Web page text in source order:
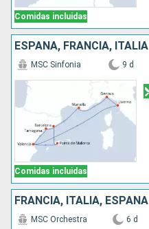
Comidas incluidas
ESPAÑA, FRANCIA, ITALIA
Comidas incluidas
MSC Sinfonia 9 d
FRANCIA, ITALIA, ESPAÑA
MSC Orchestra 6 d